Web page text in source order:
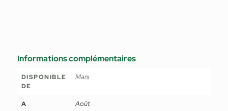
Informations complémentaires
DISPONIBLE
DE
Mars
A Août